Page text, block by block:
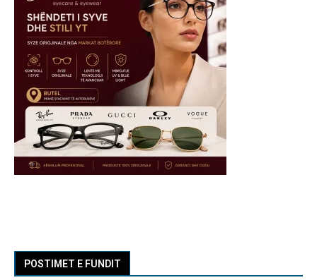
POSTIMET E FUNDIT